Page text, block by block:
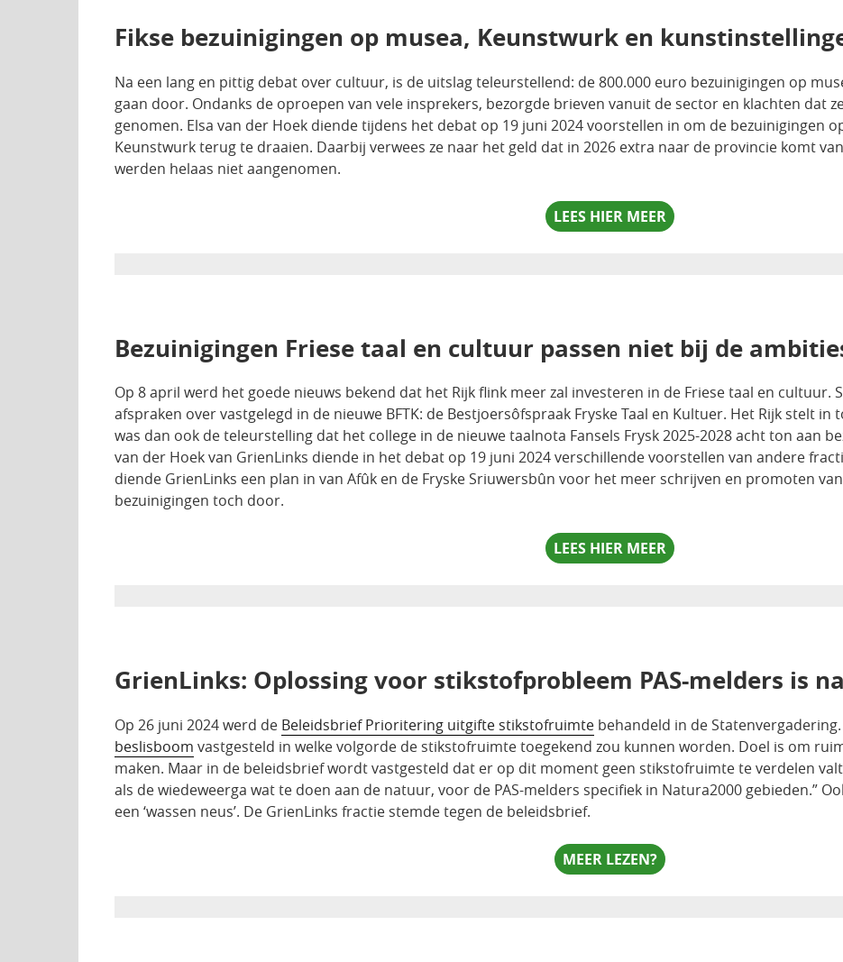
Fikse bezuinigingen op musea, Keunstwurk en
Na een lang en pittig debat over cultuur, is de uitslag teleurstellend: de 800.000 euro bezuinigingen op
gaan door. Ondanks de oproepen van vele insprekers, bezorgde brieven vanuit de sector en klachten dat
genomen. Elsa van der Hoek diende tijdens het debat op 19 juni 2024 voorstellen in om de bezuinigingen
Keunstwurk terug te draaien. Daarbij verwees ze naar het geld dat in 2026 extra naar de provincie komt
werden helaas niet aangenomen.
LEES HIER MEER
Bezuinigingen Friese taal en cultuur passen niet bij de
Op 8 april werd het goede nieuws bekend dat het Rijk flink meer zal investeren in de Friese taal en cultuur.
afspraken over vastgelegd in de nieuwe BFTK: de Bestjoersôfspraak Fryske Taal en Kultuer. Het Rijk stelt
was dan ook de teleurstelling dat het college in de nieuwe taalnota Fansels Frysk 2025-2028 acht ton aan
van der Hoek van GrienLinks diende in het debat op 19 juni 2024 verschillende voorstellen van andere
diende GrienLinks een plan in van Afûk en de Fryske Sriuwersbûn voor het meer schrijven en promoten
bezuinigingen toch door.
LEES HIER MEER
GrienLinks: Oplossing voor stikstofprobleem PAS-melders is
Op 26 juni 2024 werd de Beleidsbrief Prioritering uitgifte stikstofruimte behandeld in de
beslisboom vastgesteld in welke volgorde de stikstofruimte toegekend zou kunnen worden. Doel is om
maken. Maar in de beleidsbrief wordt vastgesteld dat er op dit moment geen stikstofruimte te verdelen
als de wiedeweerga wat te doen aan de natuur, voor de PAS-melders specifiek in Natura2000 gebieden.”
een ‘wassen neus’. De GrienLinks fractie stemde tegen de beleidsbrief.
MEER LEZEN?